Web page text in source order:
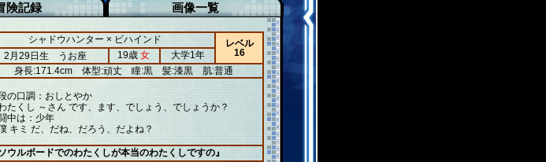
険記録 画像一覧
シャドウハンター × ビハインド
レベル
16
2月29日生 うお座 19歳 女
大学1年
身長:171.4cm 体型:頑丈瞳:黒 髪:漆黒肌:普通
の口調：おしとやか
たくし ～さん です、ます、でしょう、でしょうか？
中は：少年
キミ だ、だね、だろう、だよね？
ソウルボードでのわたくしが本当のわたくしですの』